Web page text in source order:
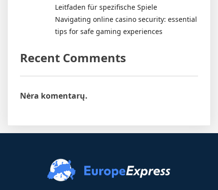
Leitfaden für spezifische Spiele
Navigating online casino security: essential
tips for safe gaming experiences
Recent Comments
Nėra komentarų.